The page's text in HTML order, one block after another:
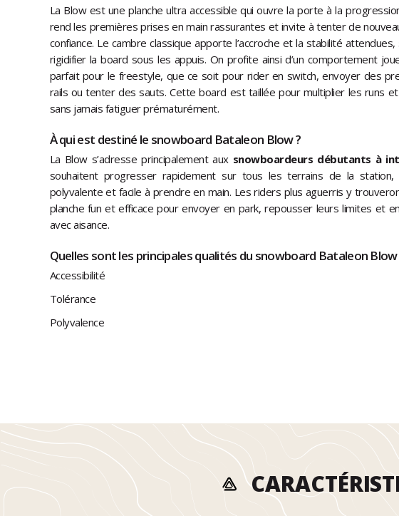
La Blow est une planche ultra accessible qui ouvre la porte à la
rend les premières prises en main rassurantes et invite à tenter de
confiance. Le cambre classique apporte l’accroche et la stabilité
rigidifier la board sous les appuis. On profite ainsi d’un comportement
parfait pour le freestyle, que ce soit pour rider en switch, envoyer des
rails ou tenter des sauts. Cette board est taillée pour multiplier les runs
sans jamais fatiguer prématurément.
À qui est destiné le snowboard Bataleon Blow ?
La Blow s’adresse principalement aux snowboardeurs débutants à
souhaitent progresser rapidement sur tous les terrains de la station,
polyvalente et facile à prendre en main. Les riders plus aguerris y
planche fun et efficace pour envoyer en park, repousser leurs limites et
avec aisance.
Quelles sont les principales qualités du snowboard Bataleon Blow
Accessibilité
Tolérance
Polyvalence